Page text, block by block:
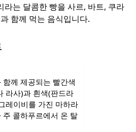
라는 달콤한 빵을 사르, 바트, 쿠라
함께 먹는 음식입니다.
함께 제공되는 빨간색
라사)과 흰색(판드라
레이비를 가진 마하라
주 콜하푸르에서 온 탈